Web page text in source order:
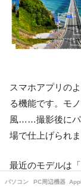
スマホアプリの
る機能です。モ
風……撮影後にパ
場で仕上げられま
最近のモデルは
ュレーション」
パソコン PC周辺機器・ガ